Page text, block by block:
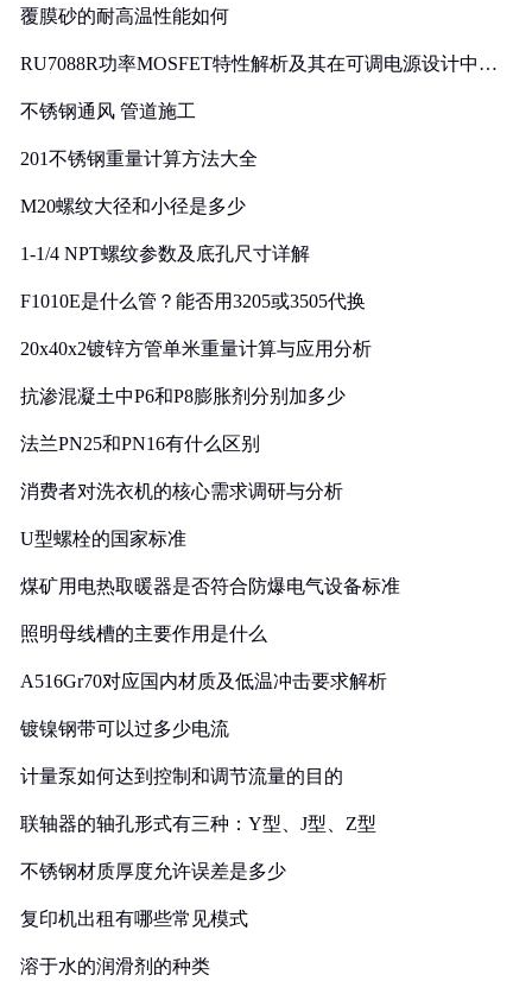
覆膜砂的耐高温性能如何
RU7088R功率MOSFET特性解析及其在可调电源设计中的
不锈钢通风 管道施工
201不锈钢重量计算方法大全
M20螺纹大径和小径是多少
1-1/4 NPT螺纹参数及底孔尺寸详解
F1010E是什么管？能否用3205或3505代换
20x40x2镀锌方管单米重量计算与应用分析
抗渗混凝土中P6和P8膨胀剂分别加多少
法兰PN25和PN16有什么区别
消费者对洗衣机的核心需求调研与分析
U型螺栓的国家标准
煤矿用电热取暖器是否符合防爆电气设备标准
照明母线槽的主要作用是什么
A516Gr70对应国内材质及低温冲击要求解析
镀镍钢带可以过多少电流
计量泵如何达到控制和调节流量的目的
联轴器的轴孔形式有三种：Y型、J型、Z型
不锈钢材质厚度允许误差是多少
复印机出租有哪些常见模式
溶于水的润滑剂的种类